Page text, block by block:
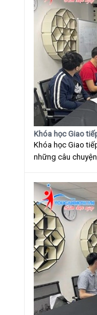
Khóa học Giao
Khóa học Giao
những câu